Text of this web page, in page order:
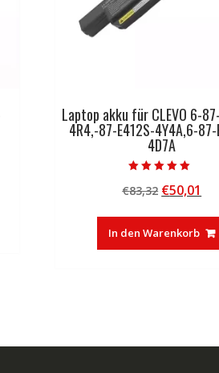
Laptop akku für CLEVO 6-
4R4,-87-E412S-4Y4A,6-87-
4D7A
5.00
von 5
€83,32
war:
€83,32
€50,01
ist:
In den Warenkorb